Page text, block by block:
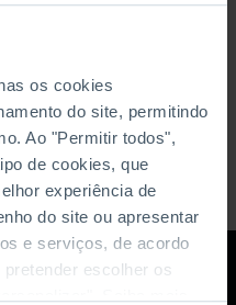
os cookies
do site, permitindo
Ao "Permitir todos",
de cookies, que
experiência de
do site ou apresentar
e serviços, de acordo
escolher os